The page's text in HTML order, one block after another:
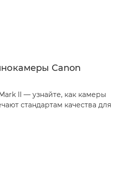
Canon
II — узнайте, как камеры
стандартам качества для